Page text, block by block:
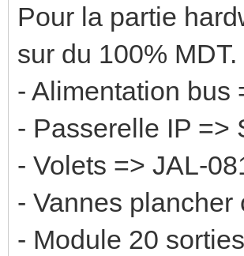
Pour la partie
sur du 100% MDT.
- Alimentation bus
- Passerelle IP =>
- Volets => JAL-
- Vannes
- Module 20